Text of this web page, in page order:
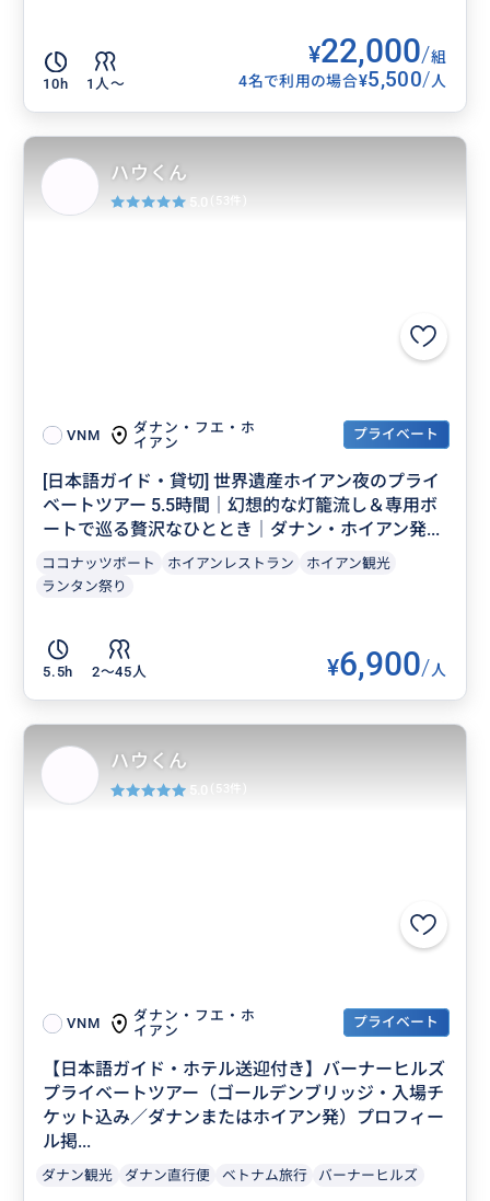
10h 1人〜
¥22,000/組
4名で利用の場合¥5,500/人
VNM
ダナン・フエ・ホ
イアン
プライベート
[日本語ガイド・貸切] 世界遺産ホイアン夜のプライ
ベートツアー 5.5時間｜幻想的な灯籠流し＆専用ボ
ートで巡る贅沢なひととき｜ダナン・ホイアン発...
ココナッツボート ホイアンレストラン
ホイアン観光
ランタン祭り
5.5h 2〜45人 ¥6,900/人
ハウくん
5.0 (53件)
VNM
ダナン・フエ・ホ
イアン
プライベート
【日本語ガイド・ホテル送迎付き】バーナーヒルズ
プライベートツアー（ゴールデンブリッジ・入場チ
ケット込み／ダナンまたはホイアン発）プロフィー
ル掲...
ダナン観光 ダナン直行便 ベトナム旅行 バーナーヒルズ
ハウくん
5.0 (53件)